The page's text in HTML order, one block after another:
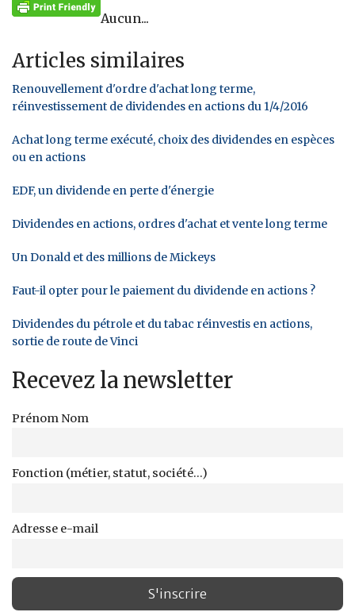
Aucun...
Articles similaires
Renouvellement d'ordre d'achat long terme,
réinvestissement de dividendes en actions du 1/4/2016
Achat long terme exécuté, choix des dividendes en espèces
ou en actions
EDF, un dividende en perte d'énergie
Dividendes en actions, ordres d'achat et vente long terme
Un Donald et des millions de Mickeys
Faut-il opter pour le paiement du dividende en actions ?
Dividendes du pétrole et du tabac réinvestis en actions,
sortie de route de Vinci
Recevez la newsletter
Prénom Nom
Fonction (métier, statut, société...)
Adresse e-mail